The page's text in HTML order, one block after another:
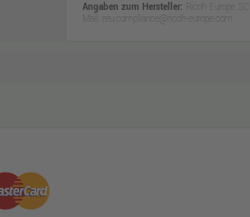
Angaben zum Hersteller: Ricoh Europe
Mail: reu.compliance@ricoh-europe.com